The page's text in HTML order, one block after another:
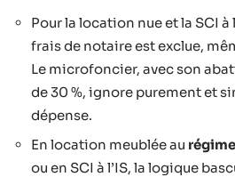
Pour la location nue et la SCI à
frais de notaire est exclue,
Le microfoncier, avec son
de 30 %, ignore purement et
dépense.
En location meublée au
ou en SCI à l’IS, la logique